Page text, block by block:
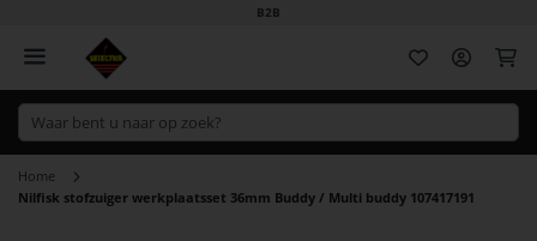
B2B
Home
Nilfisk stofzuiger werkplaatsset 36mm Buddy / Multi buddy 107417191